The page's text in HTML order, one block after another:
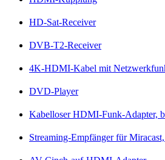
HD-Sat-Receiver
DVB-T2-Receiver
4K-HDMI-Kabel mit
DVD-Player
Kabelloser HDMI-Funk-Adapter,
Streaming-Empfänger für